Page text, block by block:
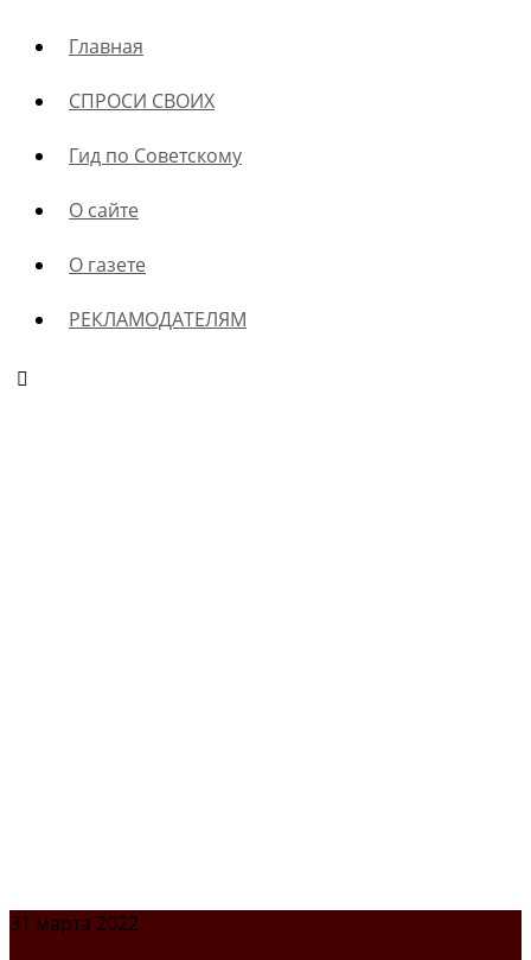
Главная
СПРОСИ СВОИХ
Гид по Советскому
О сайте
О газете
РЕКЛАМОДАТЕЛЯМ
31 марта 2022